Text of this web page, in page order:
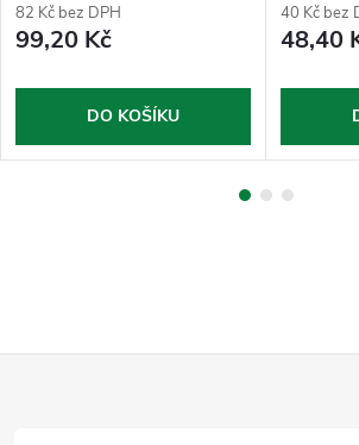
82 Kč bez DPH
99,20 Kč
DO KOŠÍKU
40 Kč bez
48,40